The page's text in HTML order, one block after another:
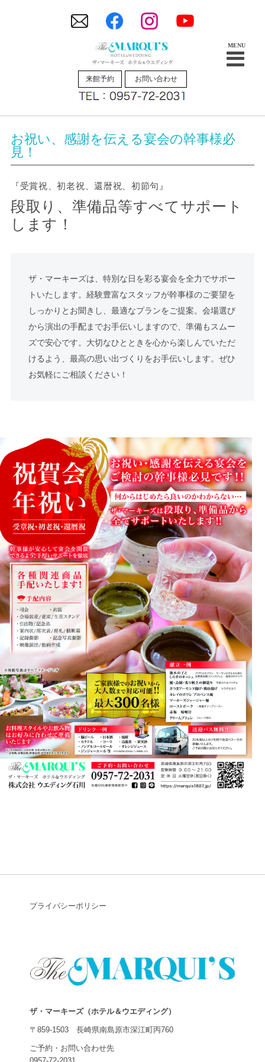
来館予約 お問い合わせ
お祝い、感謝を伝える宴会の幹事様必
見！
『受賞祝、初老祝、還暦祝、初節句』
段取り、準備品等すべてサポート
します！
ザ・マーキーズは、特別な日を彩る宴会を全力でサポー
トいたします。経験豊富なスタッフが幹事様のご要望を
しっかりとお聞きし、最適なプランをご提案。会場選び
から演出の手配までお手伝いしますので、準備もスムー
ズで安心です。大切なひとときを心から楽しんでいただ
けるよう、最高の思い出づくりをお手伝いします。ぜひ
お気軽にご相談ください！
プライバシーポリシー
ザ・マーキーズ（ホテル＆ウエディング）
〒859-1503 長崎県南島原市深江町丙760
ご予約・お問い合わせ先